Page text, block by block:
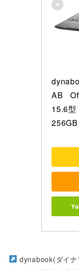
AB
15.6
256GB
dynabook(ダイ